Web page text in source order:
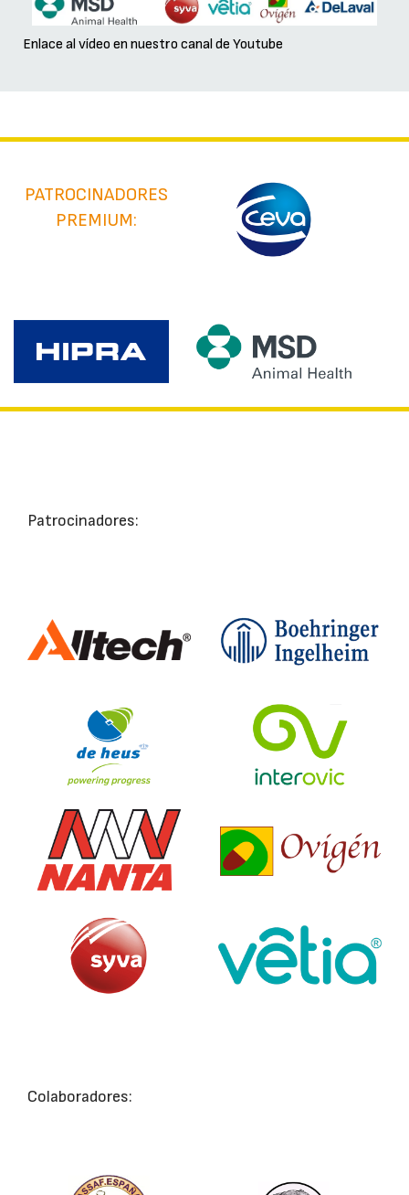
Enlace al vídeo en nuestro canal de Youtube
PATROCINADORES
PREMIUM:
Patrocinadores:
Colaboradores: